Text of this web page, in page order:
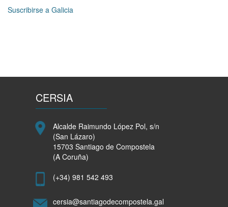
NAS
DO
Suscribirse a Galicia
CERSIA
Alcalde Raimundo López Pol, s/n
(San Lázaro)
15703 Santiago de Compostela
(A Coruña)
(+34) 981 542 493
cersia@santiagodecompostela.gal